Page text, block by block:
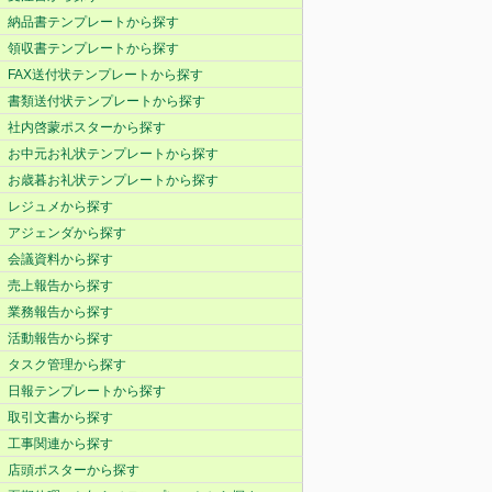
納品書テンプレートから探す
領収書テンプレートから探す
FAX送付状テンプレートから探す
書類送付状テンプレートから探す
社内啓蒙ポスターから探す
お中元お礼状テンプレートから探す
お歳暮お礼状テンプレートから探す
レジュメから探す
アジェンダから探す
会議資料から探す
売上報告から探す
業務報告から探す
活動報告から探す
タスク管理から探す
日報テンプレートから探す
取引文書から探す
工事関連から探す
店頭ポスターから探す